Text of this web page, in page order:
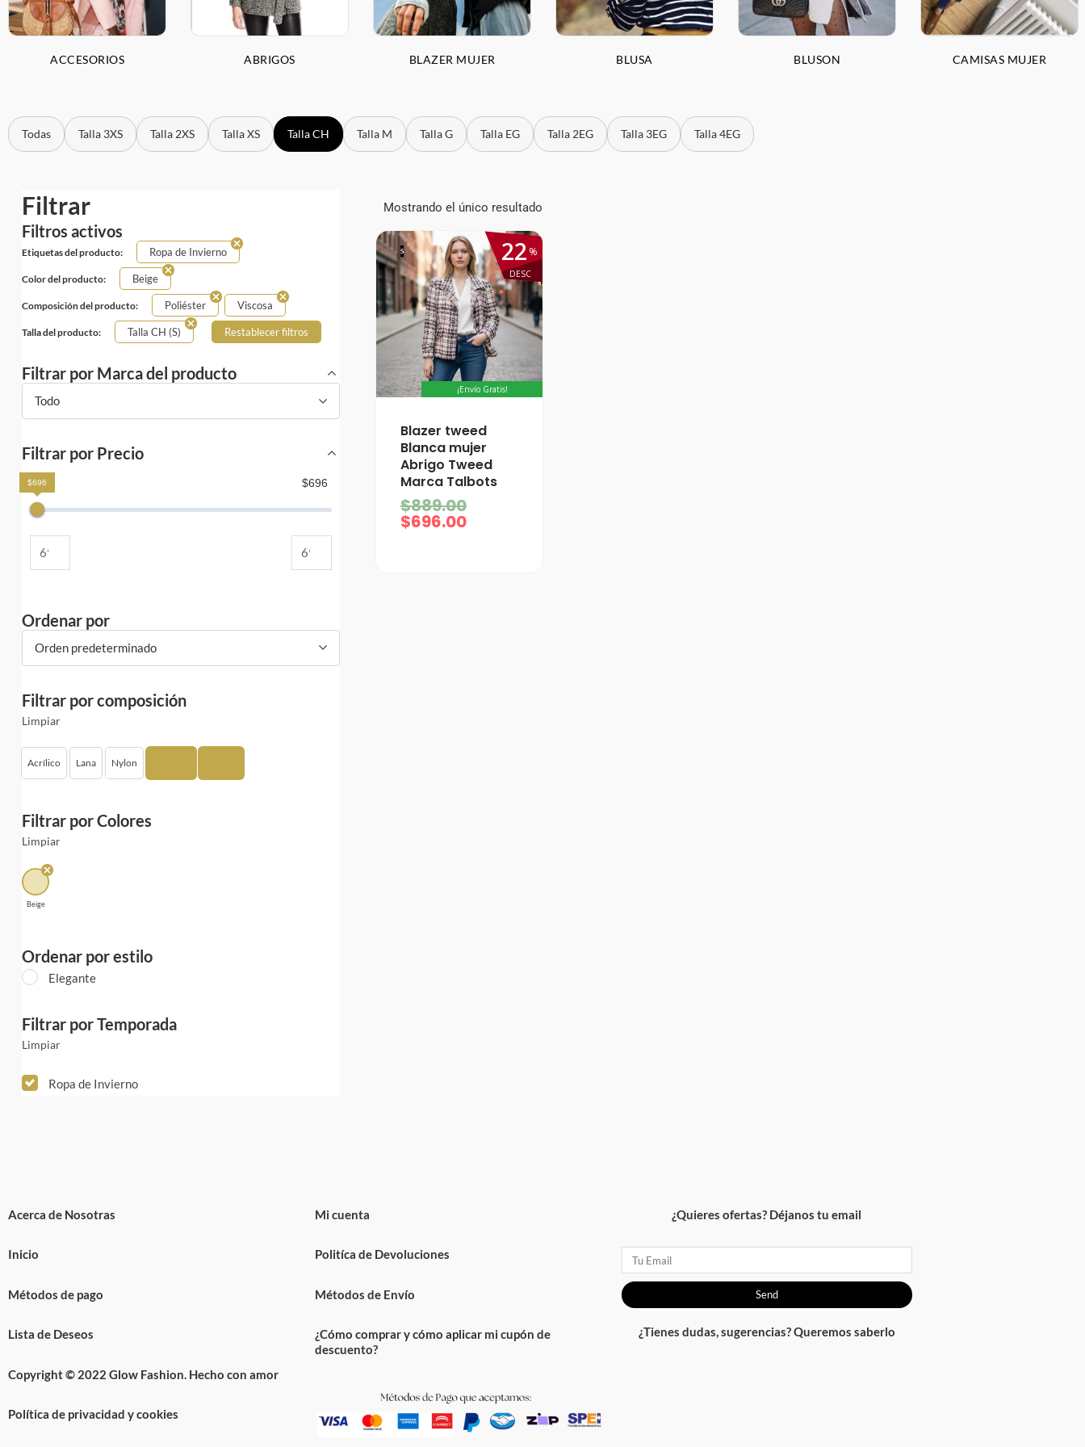
ACCESORIOS ABRIGOS BLAZER MUJER BLUSA BLUSON CAMISAS MUJER
Todas Talla 3XS Talla 2XS Talla XS Talla CH Talla M Talla G Talla EG Talla 2EG Talla 3EG Talla 4EG
Filtrar
Filtros activos
Etiquetas del producto: Ropa de Invierno
Color del producto: Beige
Composición del producto: Poliéster Viscosa
Talla del producto: Talla CH (S) Restablecer filtros
Filtrar por Marca del producto
Todo
Filtrar por Precio
$696
$696
Ordenar por
Orden predeterminado
Filtrar por composición
Limpiar
Acrílico Lana Nylon
Filtrar por Colores
Limpiar
Beige
Ordenar por estilo
Elegante
Filtrar por Temporada
Limpiar
Ropa de Invierno
Mostrando el único resultado
S %
DESC
22
¡Envío Gratis!
Blazer tweed
Blanca mujer
Abrigo Tweed
Marca Talbots
$889.00
El
precio
original
era:
$889.00.
$696.00
El
precio
actual
es:
$696.00.
Acerca de Nosotras
Inicio
Métodos de pago
Lista de Deseos
Copyright © 2022 Glow Fashion. Hecho con amor
Política de privacidad y cookies
Mi cuenta
Politíca de Devoluciones
Métodos de Envío
¿Cómo comprar y cómo aplicar mi cupón de
descuento?
¿Quieres ofertas? Déjanos tu email
Email
Send
¿Tienes dudas, sugerencias? Queremos saberlo